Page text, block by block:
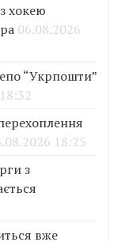
хокею
06.08.2026
“Укрпошти”
18:25
з
вже